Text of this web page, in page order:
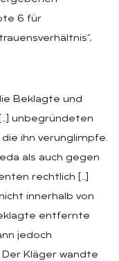
6 für
Beklagte und
unbegründeten
ihn verunglimpfe.
als auch gegen
rechtlich […]
innerhalb von
entfernte
jedoch
Kläger wandte